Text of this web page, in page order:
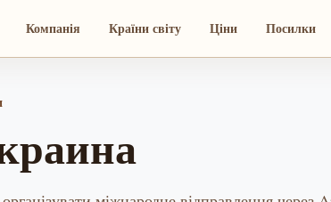
Компанія Країни світу Ціни Посилки